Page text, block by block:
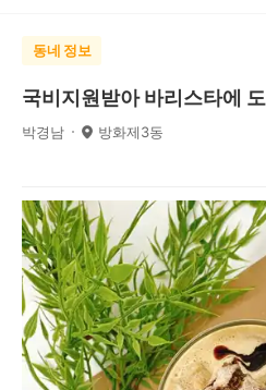
동네 정보
국비지원받아 바리스타에
박경남 방화제3동